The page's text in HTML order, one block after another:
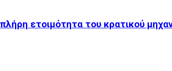
ετοιμότητα του κρατικού